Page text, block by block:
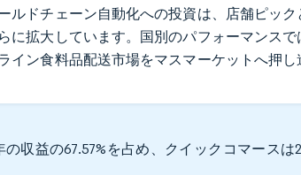
ルドチェーン自動化への投資は、店舗ピッ
に拡大しています。国別のパフォーマンス
イン食料品配送市場をマスマーケットへ押
収益の67.57%を占め、クイックコマースは